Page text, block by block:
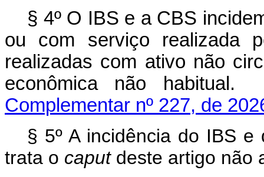
§ 4º O IBS e a CBS
ou com serviço realizada
realizadas com ativo não
econômica não
Complementar nº 227, de
§ 5º A incidência do IBS
trata o caput deste artigo não